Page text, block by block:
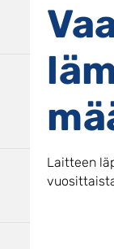
Laitteen